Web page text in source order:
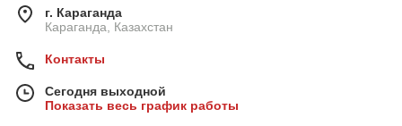
г. Караганда
Караганда, Казахстан
Контакты
Сегодня выходной
Показать весь график работы